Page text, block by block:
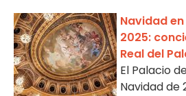
Navidad
2025:
Real del
El Palacio
Navidad de